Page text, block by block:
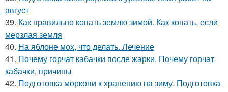
август
39. Как правильно копать землю зимой. Как копать, если
мерзлая земля
40. На яблоне мох, что делать. Лечение
41. Почему горчат кабачки после жарки. Почему горчат
кабачки, причины
42. Подготовка моркови к хранению на зиму. Подготовка